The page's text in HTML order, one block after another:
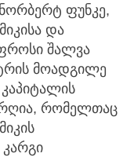
ფუნკე,
და
შალვა
მოადგილე
კაპიტალის
რომელთაც